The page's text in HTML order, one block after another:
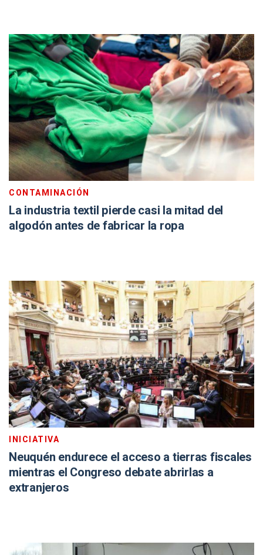
CONTAMINACIÓN
La industria textil pierde casi la mitad del
algodón antes de fabricar la ropa
INICIATIVA
Neuquén endurece el acceso a tierras fiscales
mientras el Congreso debate abrirlas a
extranjeros